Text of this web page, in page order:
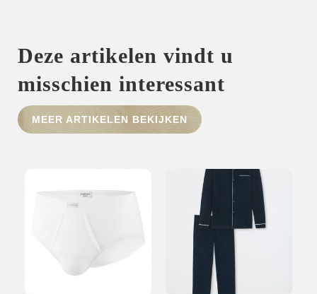
HOME
SHOP
Deze artikelen vindt u
misschien interessant
MEER ARTIKELEN BEKIJKEN